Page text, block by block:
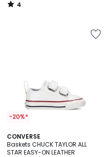
4
/
-20%*
CONVERSE
Baskets CHUCK TAYLOR ALL
STAR EASY-ON LEATHER
4,6
/ 5